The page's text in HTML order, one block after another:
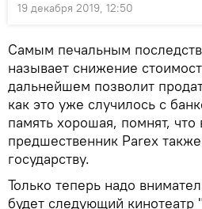
19 декабря 2019, 12:50
Самым печальным
называет снижение
дальнейшем позволит
как это уже случилось с
память хорошая, помнят, что
предшественник Parex
государству.
Только теперь надо
будет следующий